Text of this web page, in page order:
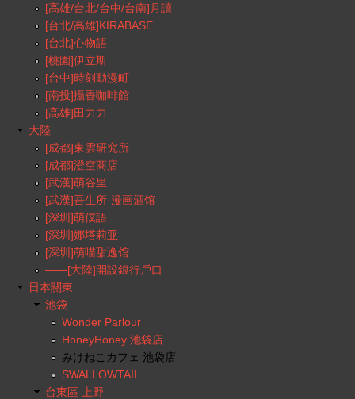
[高雄/台北/台中/台南]月讀
[台北/高雄]KIRABASE
[台北]心物語
[桃園]伊立斯
[台中]時刻動漫町
[南投]攝香咖啡館
[高雄]田力力
大陸
[成都]東雲研究所
[成都]澄空商店
[武漢]萌谷里
[武漢]吾生所·漫画酒馆
[深圳]萌僕語
[深圳]娜塔莉亚
[深圳]萌喵甜逸馆
——[大陸]開設銀行戶口
日本關東
池袋
Wonder Parlour
HoneyHoney 池袋店
みけねこカフェ 池袋店
SWALLOWTAIL
台東區 上野